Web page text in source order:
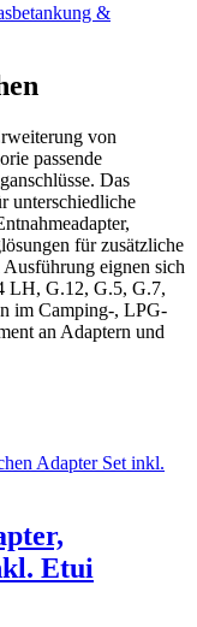
&
von
passende
Das
unterschiedliche
für zusätzliche
Ausführung eignen sich
LH, G.12, G.5, G.7,
im Camping-, LPG-
an Adaptern und
Etui